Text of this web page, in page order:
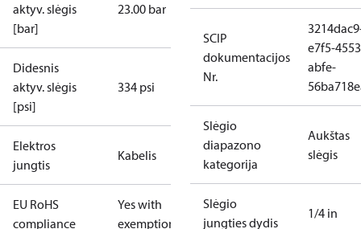
aktyv. slėgis
[bar]
23.00 bar
Didesnis
aktyv. slėgis
[psi]
334 psi
Elektros
jungtis
Kabelis
EU RoHS
compliance
Yes with
exemptions
SCIP
dokumentacijos
Nr.
e7f5-
abfe-
Slėgio
diapazono
kategorija
Aukštas
slėgis
Slėgio
jungties dydis
1/4 in